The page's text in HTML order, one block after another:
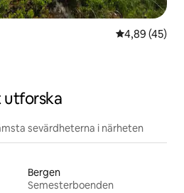
4,89 av 5 i
4,89 (45)
sevärdheterna i närheten
Bergen
Semesterboenden